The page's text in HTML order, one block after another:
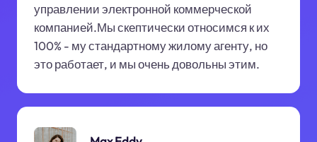
управлении электронной коммерческой
компанией.Мы скептически относимся к их
100% - му стандартному жилому агенту, но
это работает, и мы очень довольны этим.